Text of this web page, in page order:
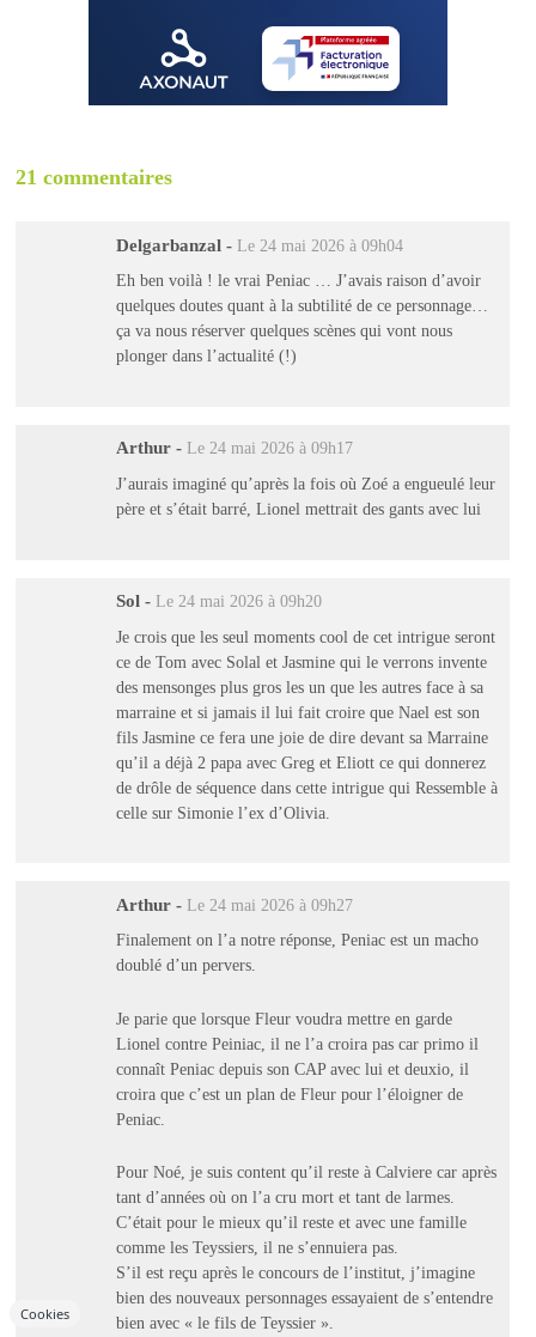
21 commentaires
Delgarbanzal - Le 24 mai 2026 à 09h04
Eh ben voilà ! le vrai Peniac … J’avais raison d’avoir
quelques doutes quant à la subtilité de ce personnage…
ça va nous réserver quelques scènes qui vont nous
plonger dans l’actualité (!)
Arthur - Le 24 mai 2026 à 09h17
J’aurais imaginé qu’après la fois où Zoé a engueulé leur
père et s’était barré, Lionel mettrait des gants avec lui
Sol - Le 24 mai 2026 à 09h20
Je crois que les seul moments cool de cet intrigue seront
ce de Tom avec Solal et Jasmine qui le verrons invente
des mensonges plus gros les un que les autres face à sa
marraine et si jamais il lui fait croire que Nael est son
fils Jasmine ce fera une joie de dire devant sa Marraine
qu’il a déjà 2 papa avec Greg et Eliott ce qui donnerez
de drôle de séquence dans cette intrigue qui Ressemble à
celle sur Simonie l’ex d’Olivia.
Arthur - Le 24 mai 2026 à 09h27
Finalement on l’a notre réponse, Peniac est un macho
doublé d’un pervers.
Je parie que lorsque Fleur voudra mettre en garde
Lionel contre Peiniac, il ne l’a croira pas car primo il
connaît Peniac depuis son CAP avec lui et deuxio, il
croira que c’est un plan de Fleur pour l’éloigner de
Peniac.
Pour Noé, je suis content qu’il reste à Calviere car après
tant d’années où on l’a cru mort et tant de larmes.
C’était pour le mieux qu’il reste et avec une famille
comme les Teyssiers, il ne s’ennuiera pas.
S’il est reçu après le concours de l’institut, j’imagine
bien des nouveaux personnages essayaient de s’entendre
bien avec « le fils de Teyssier ».
Cookies